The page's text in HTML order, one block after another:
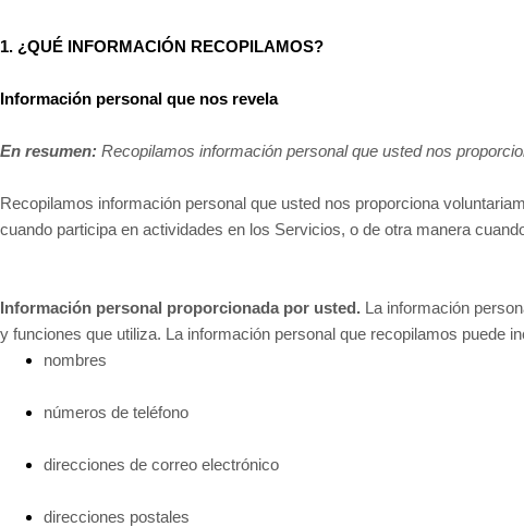
1. ¿QUÉ INFORMACIÓN RECOPILAMOS?
Información personal que nos revela
En resumen: Recopilamos información personal que usted nos
Recopilamos información personal que usted nos proporciona
cuando participa en actividades en los Servicios, o de otra manera
Información personal proporcionada por usted. La información
y funciones que utiliza. La información personal que recopilamos puede
nombres
números de teléfono
direcciones de correo electrónico
direcciones postales